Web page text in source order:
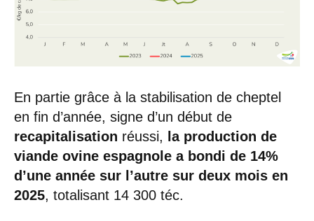
En partie grâce à la stabilisation de cheptel
en fin d’année, signe d’un début de
recapitalisation réussi,
la production de
viande ovine espagnole a bondi de 14%
d’une année sur l’autre sur deux mois en
2025, totalisant 14 300 téc.